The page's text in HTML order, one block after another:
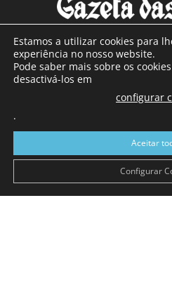
SOBRE
Com sede nas Caldas da
a sul de distrito de Leiria, com
toda a região Oeste. Jornal
Continental e
Estamos a utilizar cookies para
experiência no nosso website.
Pode saber mais sobre os
desactivá-los em
configurar
.
Aceitar
Configurar